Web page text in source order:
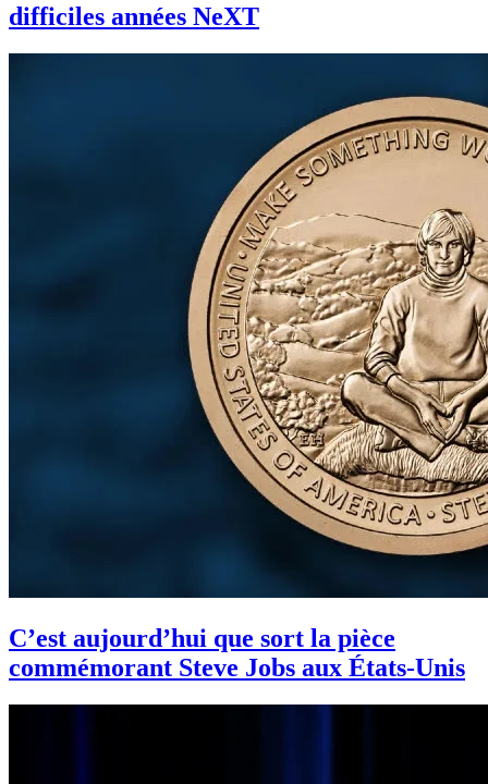
difficiles années NeXT
C’est aujourd’hui que sort la pièce
commémorant Steve Jobs aux États-Unis